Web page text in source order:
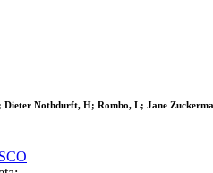
Dieter Nothdurft, H; Rombo, L; Jane